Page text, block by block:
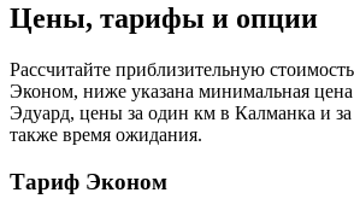
Цены, тарифы и опции
Рассчитайте приблизительную
Эконом, ниже указана минимальная цена
Эдуард, цены за один км в Калманка и за
также время ожидания.
Тариф Эконом